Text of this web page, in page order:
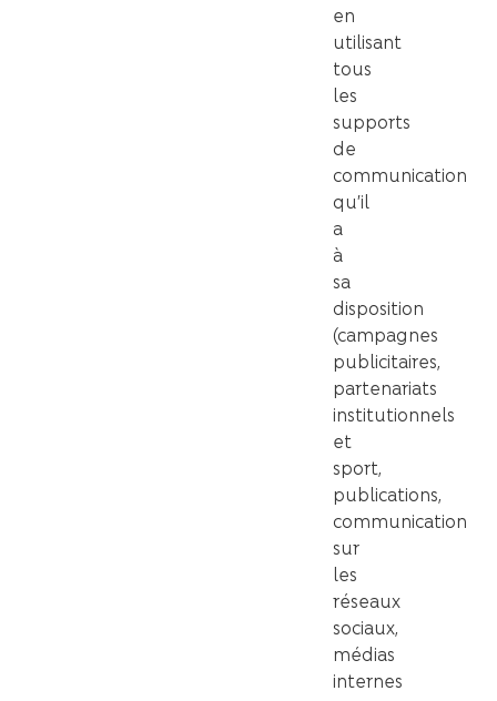
en
utilisant
tous
les
supports
de
communication
qu’il
a
à
sa
disposition
(campagnes
publicitaires,
partenariats
institutionnels
et
sport,
publications,
communication
sur
les
réseaux
sociaux,
médias
internes